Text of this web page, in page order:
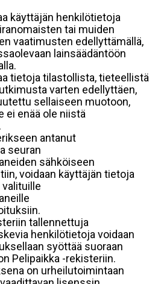
käyttäjän henkilötietoja
tai muiden
vaatimusten edellyttämällä,
lainsäädäntöön
tietoja tilastollista, tieteellistä
varten edellyttäen,
sellaiseen muotoon,
ei enää ole niistä
antanut
seuran
sähköiseen
voidaan käyttäjän tietoja
valituille
tallennettuja
henkilötietoja voidaan
syöttää suoraan
Pelipaikka -rekisteriin.
on urheilutoimintaan